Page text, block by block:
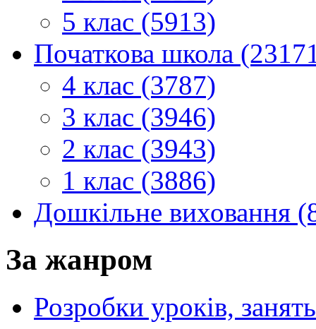
5 клас (5913)
Початкова школа
4 клас (3787)
3 клас (3946)
2 клас (3943)
1 клас (3886)
Дошкільне виховання
За жанром
Розробки уроків,